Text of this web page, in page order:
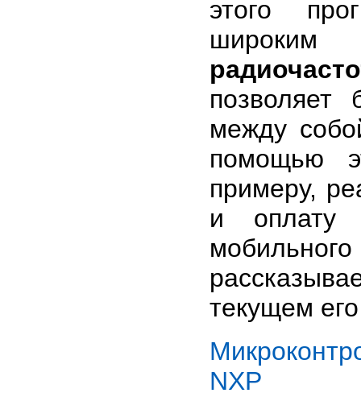
этого
позволяет
между
помощью
примеру,
и оплату
текущем
NXP